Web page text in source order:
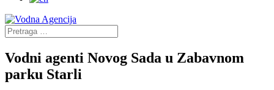
Vodni agenti Novog Sada u Zabavnom
parku Starli